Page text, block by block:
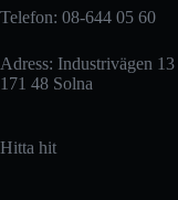
Telefon: 08-644 05 60
Adress: Industrivägen 13
171 48 Solna
Hitta hit